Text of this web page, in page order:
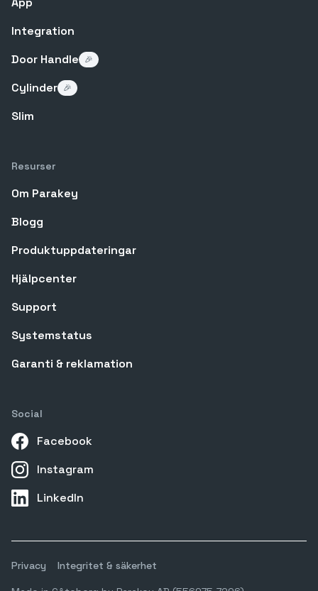
Integration
Door Handle
🎉
Cylinder 🎉
Slim
Resurser
Om Parakey
Blogg
Produktuppdateringar
Hjälpcenter
Support
Systemstatus
Garanti & reklamation
Social
Facebook
Instagram
LinkedIn
Privacy Integritet & säkerhet